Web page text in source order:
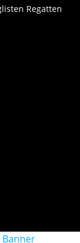
Regatten
Banner